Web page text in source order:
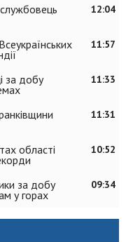
12:04
11:57
11:33
за добу
11:31
10:52
області
09:34
за добу
у горах